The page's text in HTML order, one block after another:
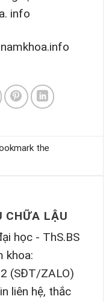
info
the
CHỮA LẬU
học - ThS.BS
khoa:
(SĐT/ZALO)
liên hệ, thắc